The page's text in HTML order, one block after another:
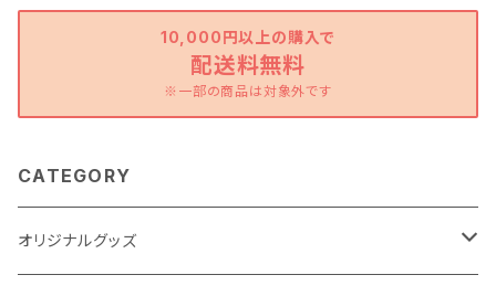
10,000円以上の購入で
配送料無料
※一部の商品は対象外です
CATEGORY
オリジナルグッズ